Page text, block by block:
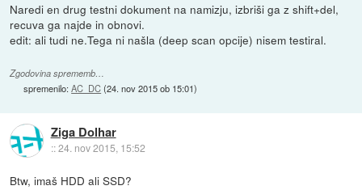
Naredi en drug testni dokument na namizju, izbriši ga z shift+del,
recuva ga najde in obnovi.
edit: ali tudi ne.Tega ni našla (deep scan opcije) nisem testiral.
Zgodovina sprememb…
spremenilo:AC_DC(24. nov 2015 ob 15:01)
Ziga Dolhar
::24. nov 2015, 15:52
Btw, imaš HDD ali SSD?